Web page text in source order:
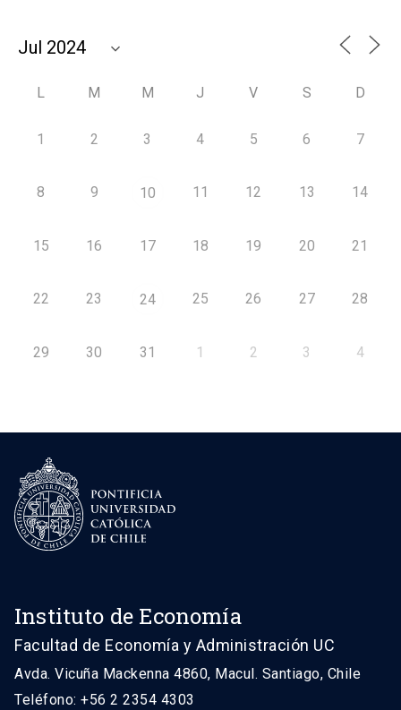
L M M J V S D
1 2 3 4 5 6 7
8 9 10 11 12 13 14
15 16 17 18 19 20 21
22 23 24 25 26 27 28
29 30 31 1 2 3 4
Instituto de Economía
Facultad de Economía y Administración UC
Avda. Vicuña Mackenna 4860, Macul. Santiago, Chile
Teléfono: +56 2 2354 4303